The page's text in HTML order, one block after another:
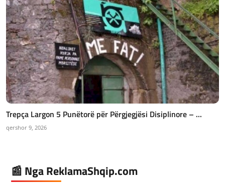
Trepça Largon 5 Punëtorë për Përgjegjësi Disiplinore – ...
qershor 9, 2026
📰 Nga ReklamaShqip.com